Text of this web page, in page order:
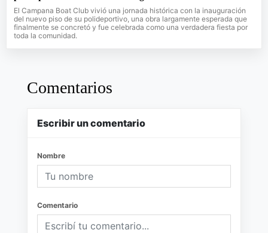
El Campana Boat Club vivió una jornada histórica con la inauguración
del nuevo piso de su polideportivo, una obra largamente esperada que
finalmente se concretó y fue celebrada como una verdadera fiesta por
toda la comunidad.
Comentarios
Escribir un comentario
Nombre
Comentario